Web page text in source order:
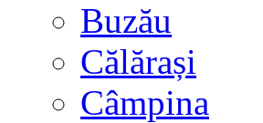
Buzău
Călărași
Câmpina